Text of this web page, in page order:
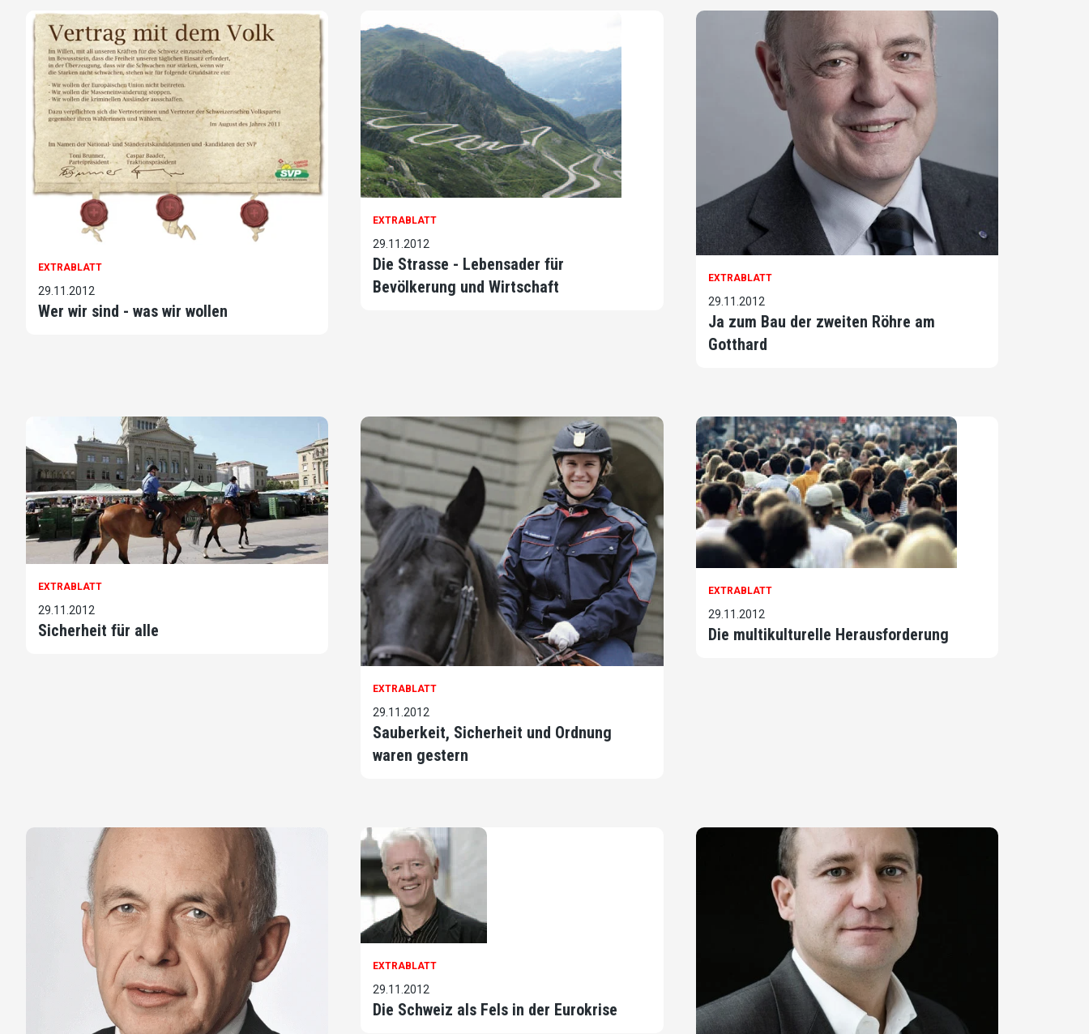
EXTRABLATT
29.11.2012
Wer wir sind - was wir wollen
EXTRABLATT
29.11.2012
Die Strasse - Lebensader für
Bevölkerung und Wirtschaft
EXTRABLATT
29.11.2012
Ja zum Bau der zweiten Röhre am
Gotthard
EXTRABLATT
29.11.2012
Sicherheit für alle
EXTRABLATT
29.11.2012
Sauberkeit, Sicherheit und Ordnung
waren gestern
EXTRABLATT
29.11.2012
Die multikulturelle Herausforderung
EXTRABLATT
29.11.2012
Die Schweiz als Fels in der Eurokrise